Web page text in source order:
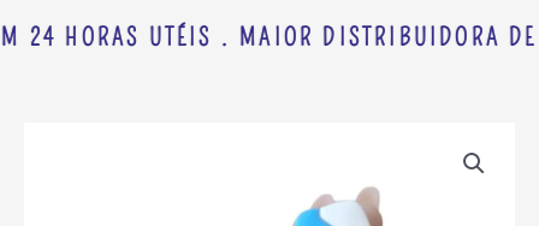
24 HORAS UTÉIS . MAIOR DISTRIBUIDORA